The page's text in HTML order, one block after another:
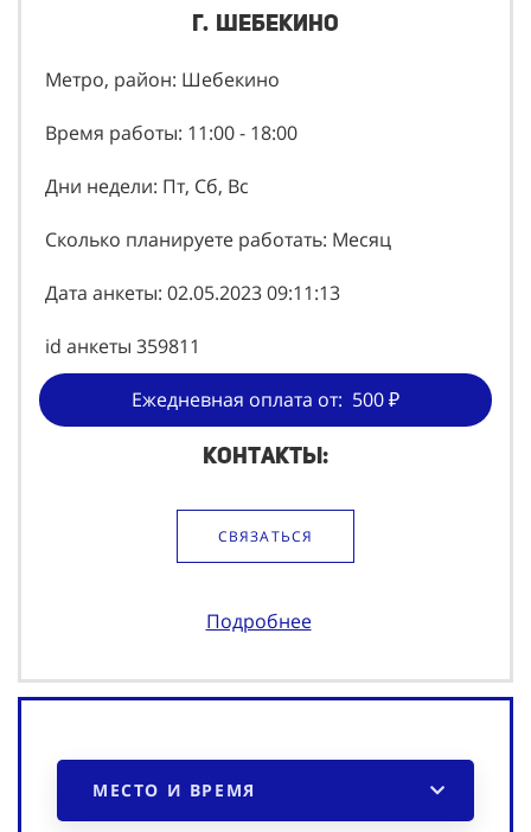
г. Шебекино
Метро, район: Шебекино
Время работы: 11:00 - 18:00
Дни недели: Пт, Сб, Вс
Сколько планируете работать: Месяц
Дата анкеты: 02.05.2023 09:11:13
id анкеты 359811
Ежедневная оплата от: 500 ₽
Контакты:
СВЯЗАТЬСЯ
Подробнее
МЕСТО И ВРЕМЯ